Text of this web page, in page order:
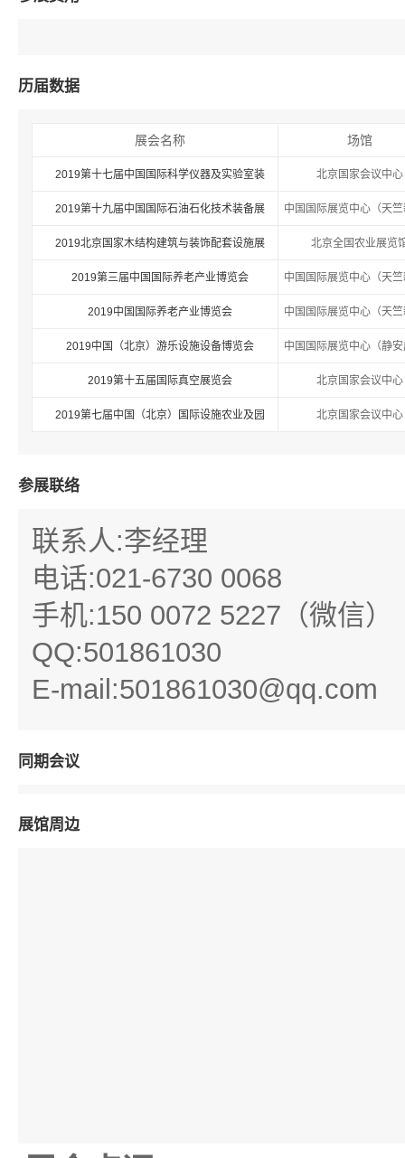
历届数据
展会名称 场馆
2019第十七届中国国际科学仪器及实验室装 北京国家会议中心
2019第十九届中国国际石油石化技术装备展 中国国际展览中心（天
2019北京国家木结构建筑与装饰配套设施展 北京全国农业展览
2019第三届中国国际养老产业博览会 中国国际展览中心（天
2019中国国际养老产业博览会 中国国际展览中心（天
2019中国（北京）游乐设施设备博览会 中国国际展览中心（静
2019第十五届国际真空展览会 北京国家会议中心
2019第七届中国（北京）国际设施农业及园 北京国家会议中心
参展联络
联系人:李经理
电话:021-6730 0068
手机:150 0072 5227（微信）
QQ:501861030
E-mail:501861030@qq.com
同期会议
展馆周边